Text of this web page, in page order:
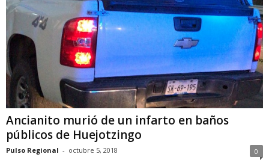
Ancianito murió de un infarto en baños
públicos de Huejotzingo
Pulso Regional - octubre 5, 2018 0